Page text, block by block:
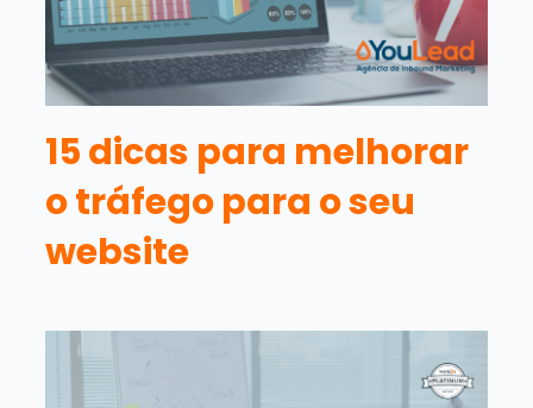
15 dicas para melhorar
o tráfego para o seu
website